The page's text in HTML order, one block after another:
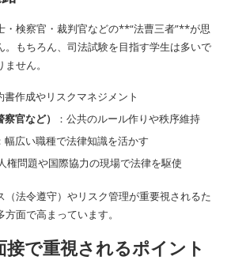
・検察官・裁判官などの**“法曹三者”**が思
。もちろん、司法試験を目指す学生は多いで
せん。
書作成やリスクマネジメント
官など）
：公共のルール作りや秩序維持
幅広い職種で法律知識を活かす
権問題や国際協力の現場で法律を駆使
（法令遵守）やリスク管理が重要視されるた
面で高まっています。
接で重視されるポイント